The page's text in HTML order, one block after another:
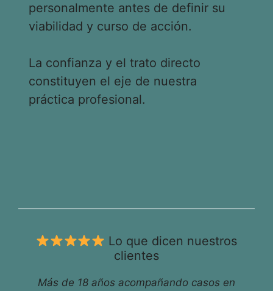
personalmente antes de definir su
viabilidad y curso de acción.
La confianza y el trato directo
constituyen el eje de nuestra
práctica profesional.
Lo que dicen nuestros
clientes
Más de 18 años acompañando casos en